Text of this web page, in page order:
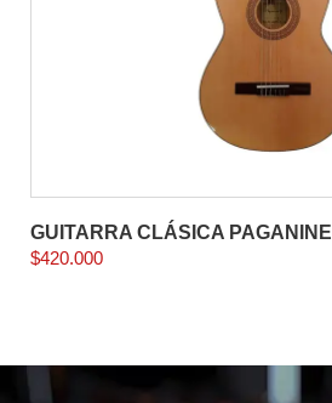
GUITARRA CLÁSICA PAGANINE
$420.000